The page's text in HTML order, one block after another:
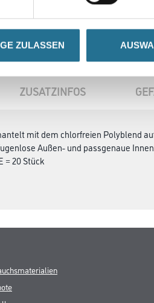
ZULASSEN
ZUSATZINFOS
mit dem chlorfreien Polyblend
Außen- und passgenaue
= 20 Stück